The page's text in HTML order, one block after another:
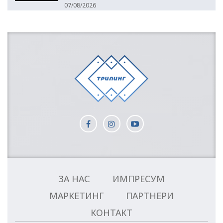
07/08/2026
ЗА НАС
ИМПРЕСУМ
МАРКЕТИНГ
ПАРТНЕРИ
КОНТАКТ